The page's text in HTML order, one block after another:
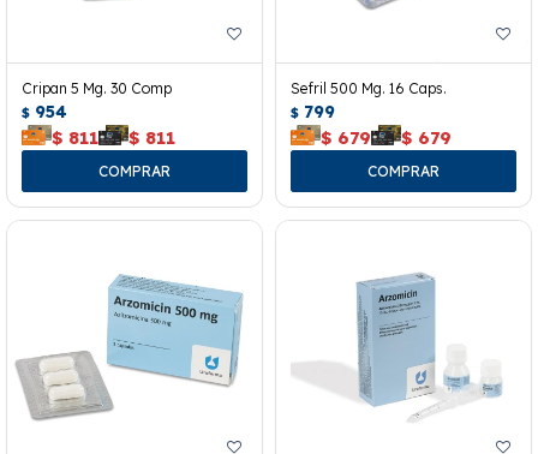
Cripan 5 Mg. 30 Comp
$ 954
$ 811 $ 811
Sefril 500 Mg. 16 Caps.
$ 799
$ 679 $ 679